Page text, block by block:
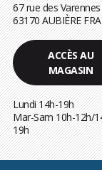
67 rue des Varennes
63170 AUBIÈRE
ACCÈS AU
MAGASIN
Lundi 14h-19h
Mar-Sam 10h-12h/
19h